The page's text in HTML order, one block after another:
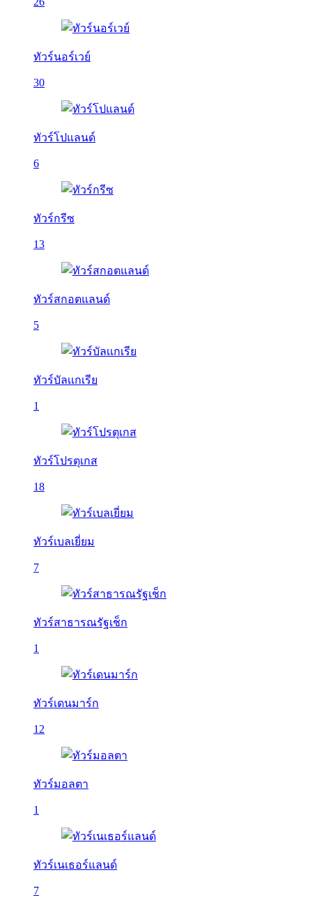
ทัวร์นอร์เวย์
30
ทัวร์โปแลนด์
6
ทัวร์กรีซ
13
ทัวร์สกอตแลนด์
5
ทัวร์บัลเเกเรีย
1
ทัวร์โปรตุเกส
18
ทัวร์เบลเยี่ยม
7
ทัวร์สาธารณรัฐเช็ก
1
ทัวร์เดนมาร์ก
12
ทัวร์มอลตา
1
ทัวร์เนเธอร์แลนด์
7